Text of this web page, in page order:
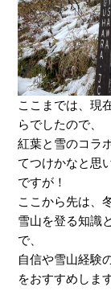
ここまでは、現
らでしたので、
紅葉と雪のコラ
てつけかなと思
ですが！
ここから先は、
雪山を登る知識
で、
自信や雪山経験
をおすすめします